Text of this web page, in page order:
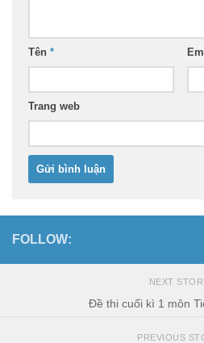
Tên *
Trang web
FOLLOW:
NEXT
Đề thi cuối kì 1 môn
PREVIOUS